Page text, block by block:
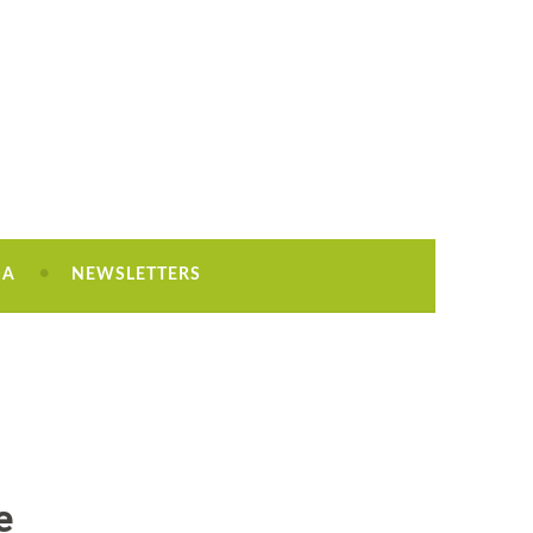
NEWSLETTERS